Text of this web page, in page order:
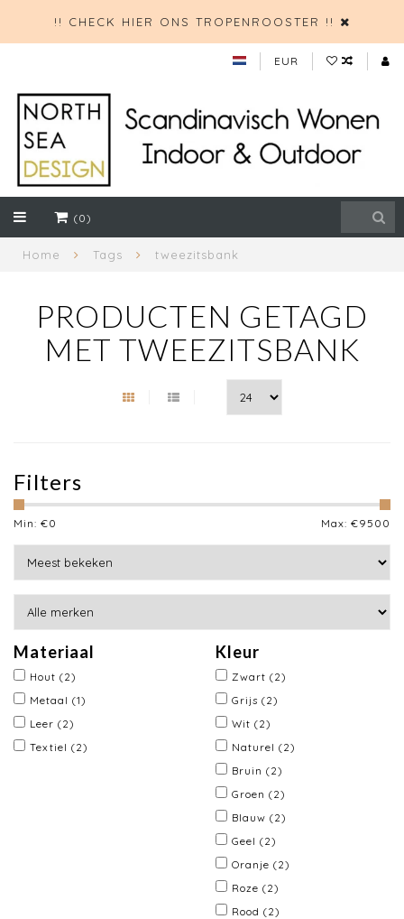
!! CHECK HIER ONS TROPENROOSTER !!
EUR
(0)
Home Tags tweezitsbank
PRODUCTEN GETAGD
MET TWEEZITSBANK
Filters
Min: €0 Max: €9500
Materiaal
Hout (2)
Metaal (1)
Leer (2)
Textiel (2)
Kleur
Zwart (2)
Grijs (2)
Wit (2)
Naturel (2)
Bruin (2)
Groen (2)
Blauw (2)
Geel (2)
Oranje (2)
Roze (2)
Rood (2)